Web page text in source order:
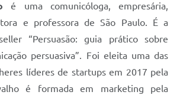
é uma comunicóloga, empresária,
e professora de São Paulo. É a
“Persuasão: guia prático sobre
persuasiva”. Foi eleita uma das
líderes de startups em 2017 pela
é formada em marketing pela